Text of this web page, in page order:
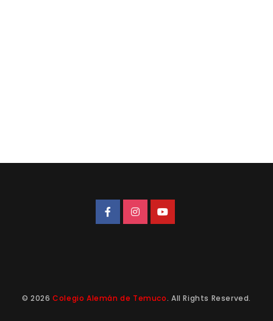
© 2026Colegio Alemán de Temuco. All Rights Reserved.